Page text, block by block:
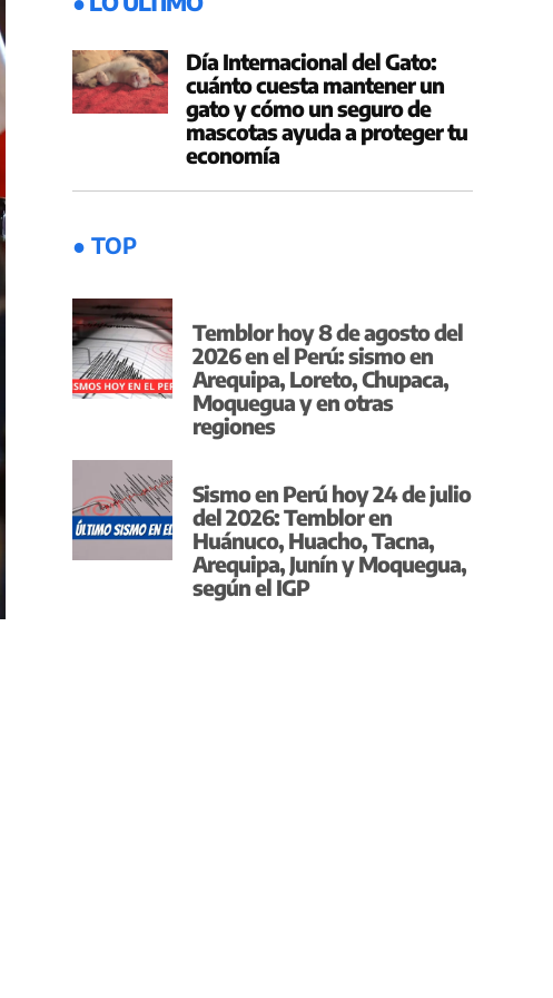
Día Internacional del Gato:
cuánto cuesta mantener un
gato y cómo un seguro de
mascotas ayuda a proteger tu
economía
● TOP
Temblor hoy 8 de agosto del
2026 en el Perú: sismo en
Arequipa, Loreto, Chupaca,
Moquegua y en otras
regiones
Sismo en Perú hoy 24 de julio
del 2026: Temblor en
Huánuco, Huacho, Tacna,
Arequipa, Junín y Moquegua,
según el IGP